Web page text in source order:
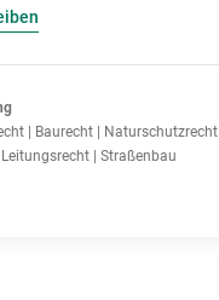
| Baurecht | Naturschutzrecht |
| Straßenbau